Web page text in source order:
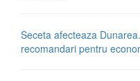
Seceta afecteaza
recomandari pentru